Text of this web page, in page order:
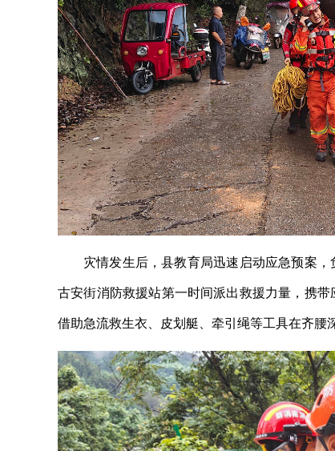
灾情发生后，县教育局迅速启动应急预案
古安街消防救援站第一时间派出救援力量，携
借助急流救生衣、皮划艇、牵引绳等工具在齐腰